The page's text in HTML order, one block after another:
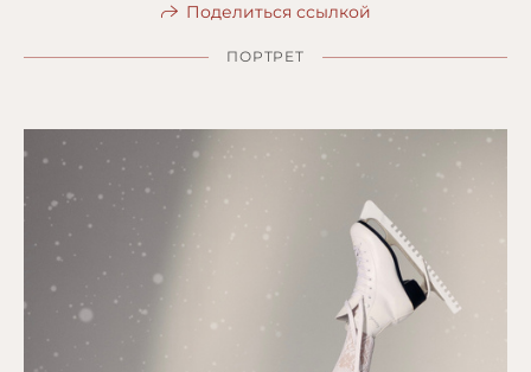
Поделиться ссылкой
ПОРТРЕТ